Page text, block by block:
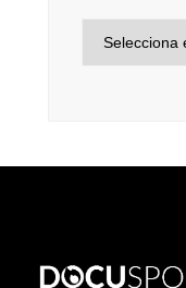
ARXIU